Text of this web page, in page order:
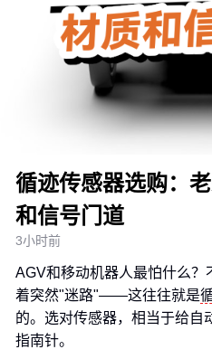
循迹传感器选购：
和信号门道
3小时前
AGV和移动机器人最怕什么？
着突然"迷路"——这往往就是
的。选对传感器，相当于给自
指南针。